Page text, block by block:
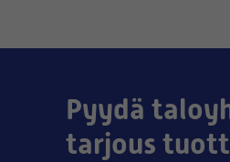
Pyydä
tarjous